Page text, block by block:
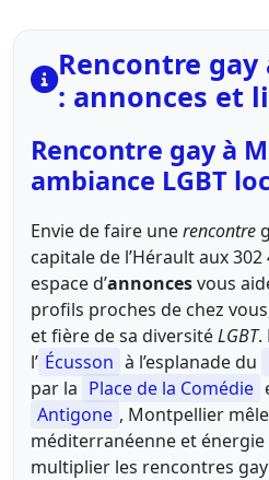
Rencontre
: annonces et
Rencontre gay à
ambiance LGBT
Envie de faire unerencontre
capitale de l’Hérault aux
espace d’annoncesvous
profils proches de chez
et fière de sa diversitéLGBT.
l’ Écusson à l’esplanade du
par la Place de la Comédie
Antigone , Montpellier
méditerranéenne et
multiplier les rencontres